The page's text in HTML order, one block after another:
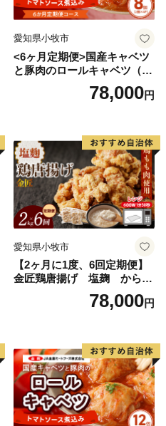
愛知県小牧市
<6ヶ月定期便>国産キャベツ
と豚肉のロールキャベツ（4P
78,000円
愛知県小牧市
【2ヶ月に1度、6回定期便】
金匠鶏唐揚げ 塩麹 からあ
78,000円